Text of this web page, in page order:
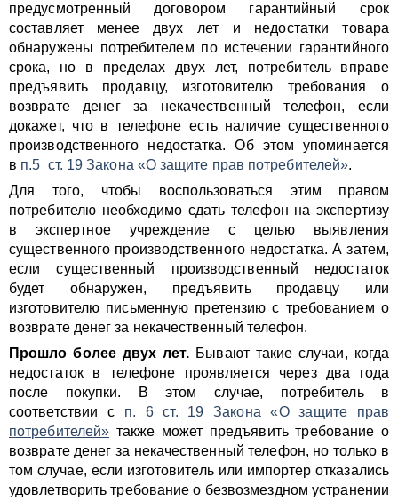
предусмотренный договором гарантийный срок
составляет менее двух лет и недостатки товара
обнаружены потребителем по истечении гарантийного
срока, но в пределах двух лет, потребитель вправе
предъявить продавцу, изготовителю требования о
возврате денег за некачественный телефон, если
докажет, что в телефоне есть наличие существенного
производственного недостатка. Об этом упоминается
в п.5 ст. 19 Закона «О защите прав потребителей».
Для того, чтобы воспользоваться этим правом
потребителю необходимо сдать телефон на экспертизу
в экспертное учреждение с целью выявления
существенного производственного недостатка. А затем,
если существенный производственный недостаток
будет обнаружен, предъявить продавцу или
изготовителю письменную претензию с требованием о
возврате денег за некачественный телефон.
Прошло более двух лет. Бывают такие случаи, когда
недостаток в телефоне проявляется через два года
после покупки. В этом случае, потребитель в
соответствии с п. 6 ст. 19 Закона «О защите прав
потребителей» также может предъявить требование о
возврате денег за некачественный телефон, но только в
том случае, если изготовитель или импортер отказались
удовлетворить требование о безвозмездном устранении